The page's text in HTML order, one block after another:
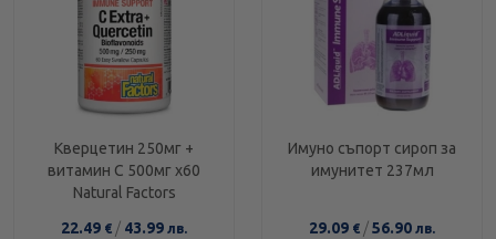
Кверцетин 250мг +
витамин C 500мг х60
Natural Factors
22.49 € / 43.99 лв.
Имуно съпорт сироп за
имунитет 237мл
29.09 € /56.90 лв.